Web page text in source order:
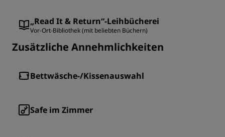
„Read It & Return“-Leihbücherei
Vor-Ort-Bibliothek (mit beliebten Büchern)
Zusätzliche Annehmlichkeiten
Bettwäsche-/Kissenauswahl
Safe im Zimmer